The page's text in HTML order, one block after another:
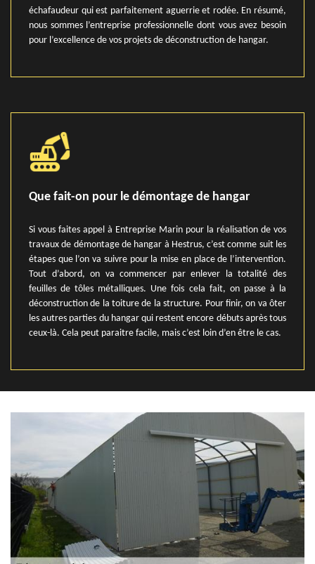
échafaudeur qui est parfaitement aguerrie et rodée. En résumé,
nous sommes l’entreprise professionnelle dont vous avez besoin
pour l’excellence de vos projets de déconstruction de hangar.
Que fait-on pour le démontage de hangar
Si vous faites appel à Entreprise Marin pour la réalisation de vos
travaux de démontage de hangar à Hestrus, c’est comme suit les
étapes que l’on va suivre pour la mise en place de l’intervention.
Tout d’abord, on va commencer par enlever la totalité des
feuilles de tôles métalliques. Une fois cela fait, on passe à la
déconstruction de la toiture de la structure. Pour finir, on va ôter
les autres parties du hangar qui restent encore débuts après tous
ceux-là. Cela peut paraitre facile, mais c’est loin d’en être le cas.